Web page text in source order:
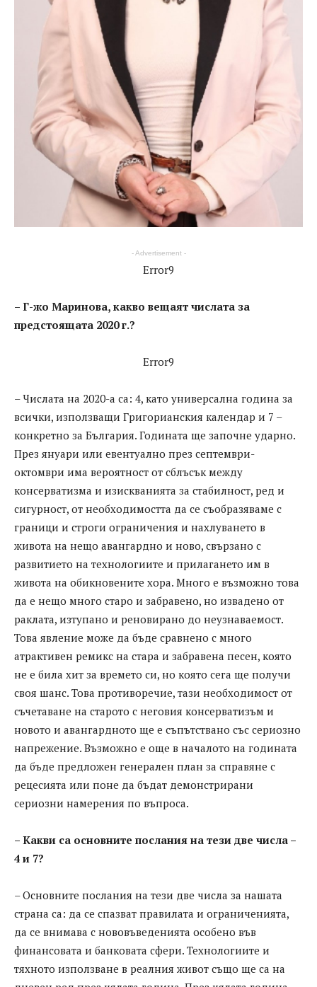
- Advertisement -
Error9
– Г-жо Маринова, какво вещаят числата за
предстоящата 2020 г.?
Error9
– Числата на 2020-а са: 4, като универсална година за
всички, използващи Григорианския календар и 7 –
конкретно за България. Годината ще започне ударно.
През януари или евентуално през септември-
октомври има вероятност от сблъсък между
консерватизма и изискванията за стабилност, ред и
сигурност, от необходимостта да се съобразяваме с
граници и строги ограничения и нахлуването в
живота на нещо авангардно и ново, свързано с
развитието на технологиите и прилагането им в
живота на обикновените хора. Много е възможно това
да е нещо много старо и забравено, но извадено от
раклата, изтупано и реновирано до неузнаваемост.
Това явление може да бъде сравнено с много
атрактивен ремикс на стара и забравена песен, която
не е била хит за времето си, но която сега ще получи
своя шанс. Това противоречие, тази необходимост от
съчетаване на старото с неговия консерватизъм и
новото и авангардното ще е съпътствано със сериозно
напрежение. Възможно е още в началото на годината
да бъде предложен генерален план за справяне с
рецесията или поне да бъдат демонстрирани
сериозни намерения по въпроса.
– Какви са основните послания на тези две числа –
4 и 7?
– Основните послания на тези две числа за нашата
страна са: да се спазват правилата и ограниченията,
да се внимава с нововъведенията особено във
финансовата и банковата сфери. Технологиите и
тяхното използване в реалния живот също ще са на